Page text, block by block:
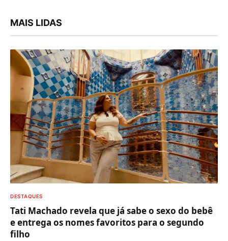
MAIS LIDAS
DESTAQUES
Tati Machado revela que já sabe o sexo do bebê
e entrega os nomes favoritos para o segundo
filho